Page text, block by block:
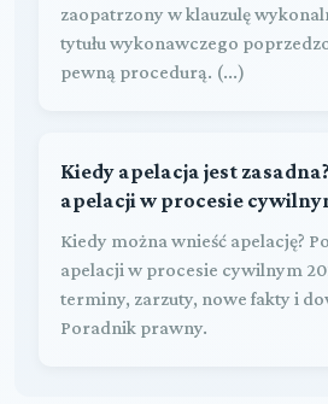
zaopatrzony w klauzulę
tytułu wykonawczego
pewną procedurą. (...)
Kiedy apelacja jest
apelacji w procesie
Kiedy można wnieść apelację?
apelacji w procesie cywilnym
terminy, zarzuty, nowe fakty i
Poradnik prawny.